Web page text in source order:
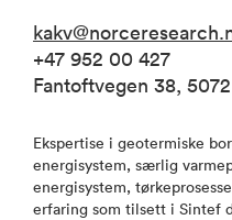
+47 952 00 427
Fantoftvegen 38,
Ekspertise i geotermiske
energisystem, særlig
energisystem,
erfaring som tilsett i Sintef